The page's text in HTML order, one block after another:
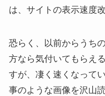
は、サイトの表示速度改
恐らく、以前からうち
方なら気付いてもらえ
すが、凄く速くなって
事のような画像を沢山